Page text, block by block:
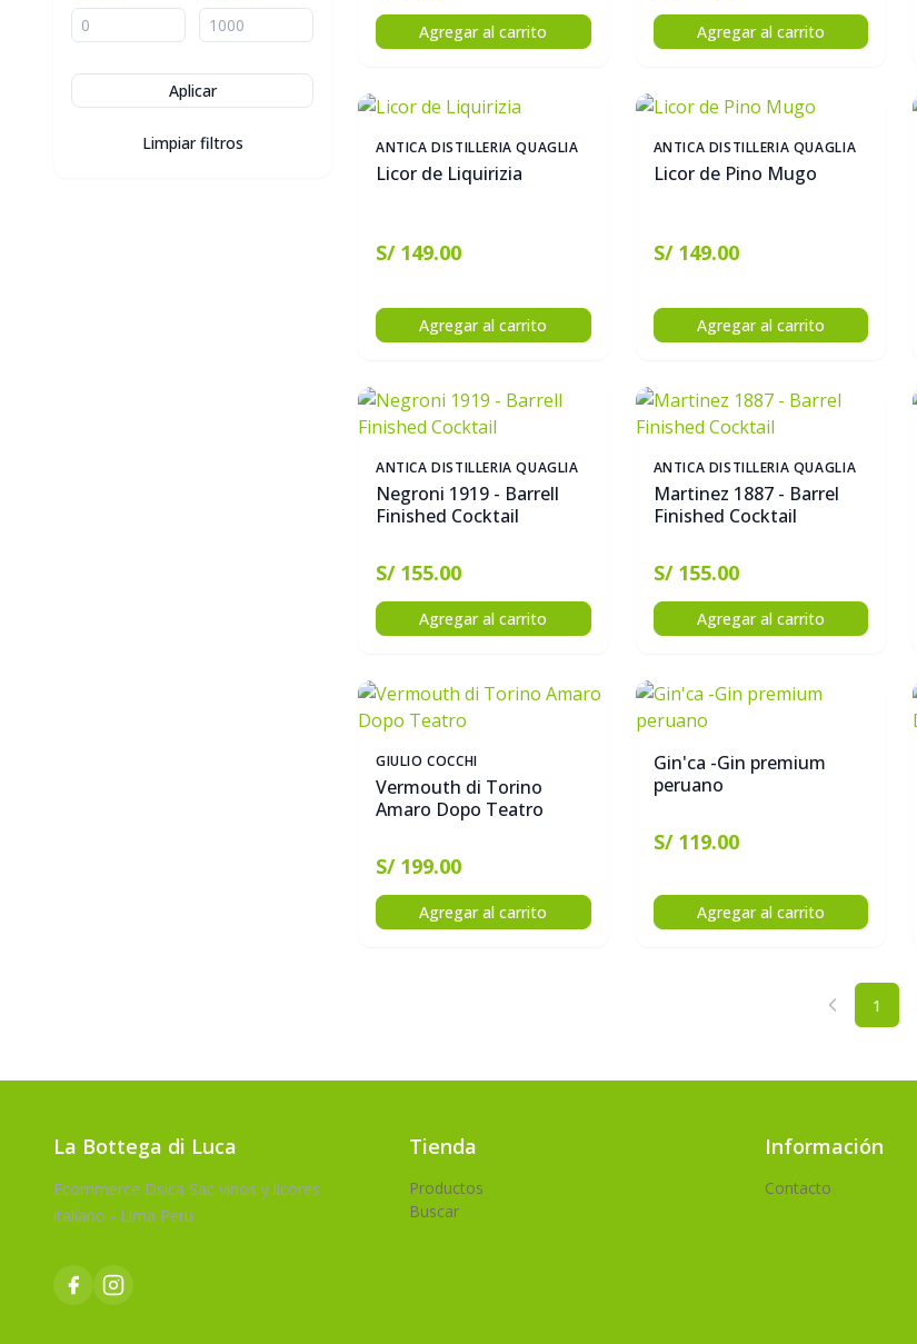
Aplicar
Limpiar filtros
Agregar al carrito Agregar al carrito
ANTICA DISTILLERIA QUAGLIA
Licor de Liquirizia
S/ 149.00
Agregar al carrito
ANTICA DISTILLERIA QUAGLIA
Licor de Pino Mugo
S/ 149.00
Agregar al carrito
ANTICA DISTILLERIA QUAGLIA
Negroni 1919 - Barrell
Finished Cocktail
S/ 155.00
Agregar al carrito
ANTICA DISTILLERIA QUAGLIA
Martinez 1887 - Barrel
Finished Cocktail
S/ 155.00
Agregar al carrito
GIULIO COCCHI
Vermouth di Torino
Amaro Dopo Teatro
S/ 199.00
Agregar al carrito
Gin'ca -Gin premium
peruano
S/ 119.00
Agregar al carrito
Anterior
1
La Bottega di Luca
Ecommerce Dsica Sac vinos y licores
italiano - Lima Peru
Tienda
Productos
Buscar
Información
Contacto